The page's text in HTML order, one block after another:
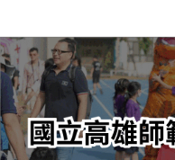
轉
至
主
內
容